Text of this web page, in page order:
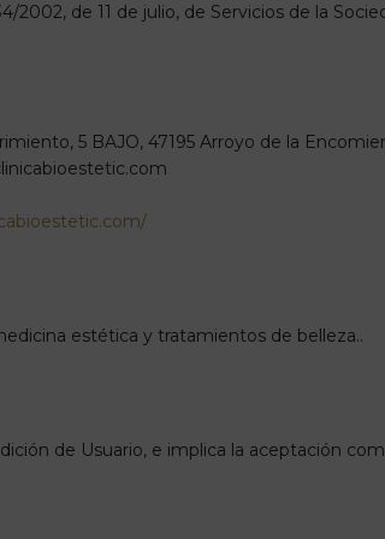
2002, de 11 de julio, de Servicios de la
5 BAJO, 47195 Arroyo de la
estética y tratamientos de belleza..
de Usuario, e implica la aceptación